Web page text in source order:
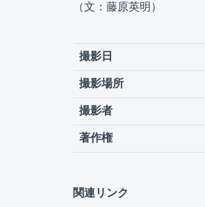
（文：藤原英明）
撮影日
撮影場所
撮影者
著作権
関連リンク